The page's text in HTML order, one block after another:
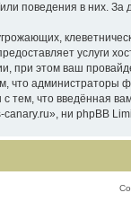
поведения в них.
услуги
этом ваш
что
тем, что введённая
ни phpBB